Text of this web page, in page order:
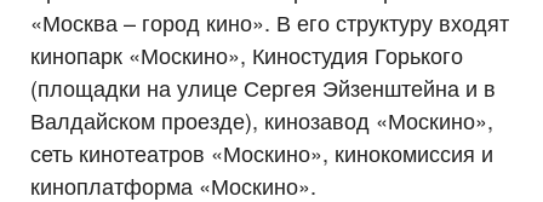
«Москва – город кино». В его структуру входят
кинопарк «Москино», Киностудия Горького
(площадки на улице Сергея Эйзенштейна и в
Валдайском проезде), кинозавод «Москино»,
сеть кинотеатров «Москино», кинокомиссия и
киноплатформа «Москино».